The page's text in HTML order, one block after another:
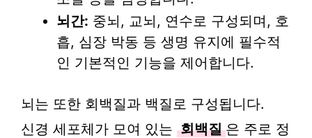
뇌간: 중뇌, 교뇌, 연수로 구성되며, 호
흡, 심장 박동 등 생명 유지에 필수적
인 기본적인 기능을 제어합니다.
뇌는 또한 회백질과 백질로 구성됩니다.
신경 세포체가 모여 있는 회백질 은 주로 정